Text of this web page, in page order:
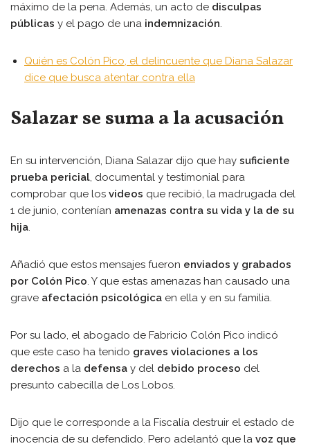
máximo de la pena. Además, un acto de disculpas
públicas y el pago de una indemnización.
Quién es Colón Pico, el delincuente que Diana Salazar
dice que busca atentar contra ella
Salazar se suma a la acusación
En su intervención, Diana Salazar dijo que hay suficiente
prueba pericial, documental y testimonial para
comprobar que los videos que recibió, la madrugada del
1 de junio, contenían amenazas contra su vida y la de su
hija.
Añadió que estos mensajes fueron enviados y grabados
por Colón Pico. Y que estas amenazas han causado una
grave afectación psicológica en ella y en su familia.
Por su lado, el abogado de Fabricio Colón Pico indicó
que este caso ha tenido graves violaciones a los
derechos a la defensa y del debido proceso del
presunto cabecilla de Los Lobos.
Dijo que le corresponde a la Fiscalía destruir el estado de
inocencia de su defendido. Pero adelantó que la voz que